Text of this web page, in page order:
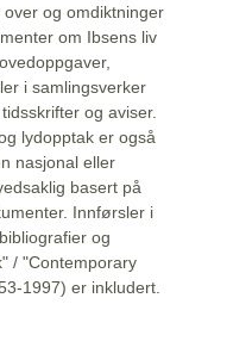
og omdiktninger
om Ibsens liv
i samlingsverker
og aviser.
lydopptak er også
nasjonal eller
basert på
Innførsler i
og
/ "Contemporary
1997) er inkludert.